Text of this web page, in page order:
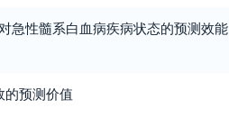
急性髓系白血病疾病状态的预测效能
的预测价值